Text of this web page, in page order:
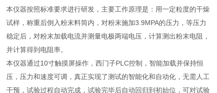
本仪器按照标准要求进行研发，主要工作原理是：用一定粒度的干燥
试样，称重后倒入粉末料筒内，对粉末施加3.9MPA的压力，等压力
稳定后，对粉末加载电流并测量电极两端电压，计算测出粉末电阻，
并计算得到电阻率。
本仪器通过10寸触摸屏操作，西门子PLC控制，智能加载并保持恒
压，压力和速度可调，真正实现了测试的智能化和自动化，无需人工
干预，试验过程自动完成，试验完毕后自动回归到初始位，可对试验